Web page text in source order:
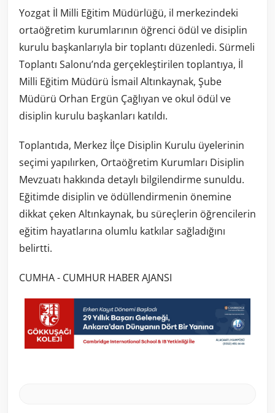
Yozgat İl Milli Eğitim Müdürlüğü, il merkezindeki
ortaöğretim kurumlarının öğrenci ödül ve disiplin
kurulu başkanlarıyla bir toplantı düzenledi. Sürmeli
Toplantı Salonu’nda gerçekleştirilen toplantıya, İl
Milli Eğitim Müdürü İsmail Altınkaynak, Şube
Müdürü Orhan Ergün Çağlıyan ve okul ödül ve
disiplin kurulu başkanları katıldı.
Toplantıda, Merkez İlçe Disiplin Kurulu üyelerinin
seçimi yapılırken, Ortaöğretim Kurumları Disiplin
Mevzuatı hakkında detaylı bilgilendirme sunuldu.
Eğitimde disiplin ve ödüllendirmenin önemine
dikkat çeken Altınkaynak, bu süreçlerin öğrencilerin
eğitim hayatlarına olumlu katkılar sağladığını
belirtti.
CUMHA - CUMHUR HABER AJANSI